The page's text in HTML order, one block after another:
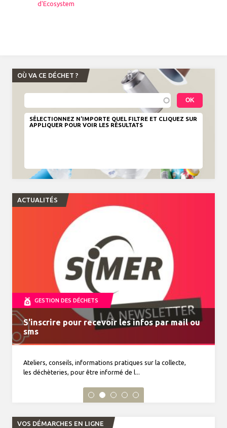
d'Ecosystem
OÙ VA CE DÉCHET ?
SÉLECTIONNEZ N'IMPORTE QUEL FILTRE ET CLIQUEZ SUR
APPLIQUER POUR VOIR LES RÉSULTATS
ACTUALITÉS
VENTE DE COMPOSTEURS
GESTION DES DÉCHETS
S'inscrire pour recevoir les infos par mail ou
sms
Ateliers, conseils, informations pratiques sur la collecte,
les déchèteries, pour être informé de l...
MonTri, toutes vos infos déchets dans la
poche
Journal du tri n°34 à découvrir
Horaires d'été du 15 juin au 19 septembre 2026
VOS DÉMARCHES EN LIGNE